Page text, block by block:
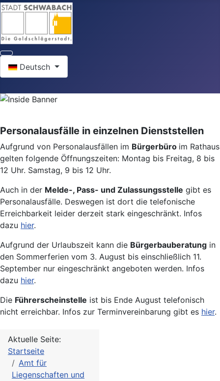
Deutsch
Personalausfälle in einzelnen Dienststellen
Aufgrund von Personalausfällen im Bürgerbüro im Rathaus
gelten folgende Öffnungszeiten: Montag bis Freitag, 8 bis
12 Uhr. Samstag, 9 bis 12 Uhr.
Auch in der Melde-, Pass- und Zulassungsstelle gibt es
Personalausfälle. Deswegen ist dort die telefonische
Erreichbarkeit leider derzeit stark eingeschränkt. Infos
dazu hier.
Aufgrund der Urlaubszeit kann die Bürgerbauberatung in
den Sommerferien vom 3. August bis einschließlich 11.
September nur eingeschränkt angeboten werden. Infos
dazu hier.
Die Führerscheinstelle ist bis Ende August telefonisch
nicht erreichbar. Infos zur Terminvereinbarung gibt es hier.
Aktuelle Seite:
Startseite
Amt für
Liegenschaften und